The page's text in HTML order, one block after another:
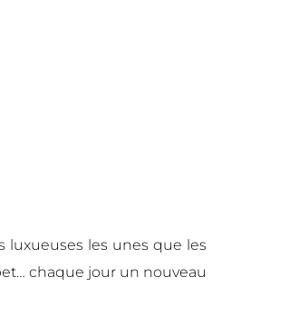
luxueuses les unes que les
chaque jour un nouveau